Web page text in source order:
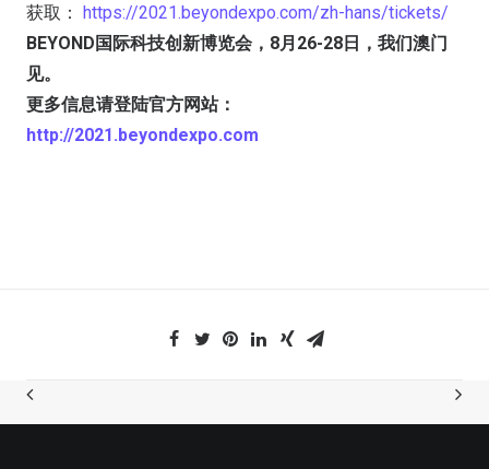
获取： https://2021.beyondexpo.com/zh-hans/tickets/
BEYOND国际科技创新博览会，8月26-28日，我们澳门
见。
更多信息请登陆官方网站：
http://2021.beyondexpo.com